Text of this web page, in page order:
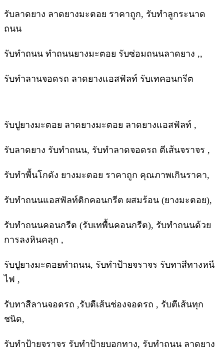
รับลาดยาง ลาดยางมะตอย ราคาถูก, รับทำลูกระนาด
ถนน
รับทำถนน ทำถนนยางมะตอย รับซ่อมถนนลาดยาง ,,
รับทำลานจอดรถ ลาดยางแอสฟัลท์ รับเทคอนกรีต
รับปูยางมะตอย ลาดยางมะตอย ลาดยางแอสฟัลท์ ,
รับลาดยาง รับทำถนน, รับทำลาดจอดรถ ตีเส้นจราจร ,
รับทำพื้นโกดัง ยางมะตอย ราคาถูก คุณภาพเกินราคา,
รับทำถนนแอสฟัลท์ติกคอนกรีต ผสมร้อน (ยางมะตอย),
รับทำถนนคอนกรีต (รับเทพื้นคอนกรีต), รับทำถนนด้วย
การลงหินคลุก ,
รับปูยางมะตอยทำถนน, รับทำป้ายจราจร รับทาสีทางหนี
ไฟ ,
รับทาสีลานจอดรถ ,รับตีเส้นช่องจอดรถ , รับตีเส้นทุก
ชนิด,
รับทำป้ายจราจร รับทำป้ายบอกทาง, รับทำถนน ลาดยาง